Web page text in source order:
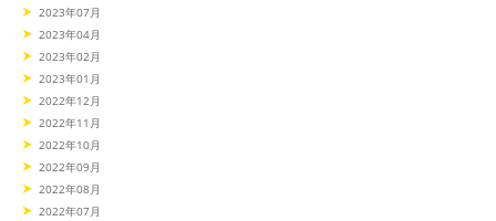
2023年07月
2023年04月
2023年02月
2023年01月
2022年12月
2022年11月
2022年10月
2022年09月
2022年08月
2022年07月